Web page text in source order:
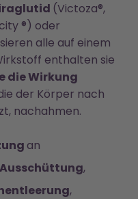
(Victoza®,
®) oder
alle auf einem
enthalten sie
die Wirkung
der Körper nach
nachahmen.
an
,
,